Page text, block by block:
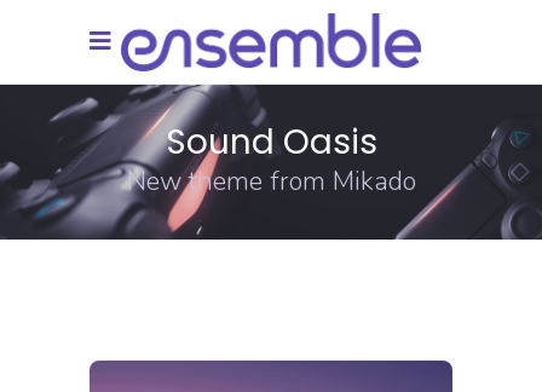
Sound Oasis
New theme from Mikado